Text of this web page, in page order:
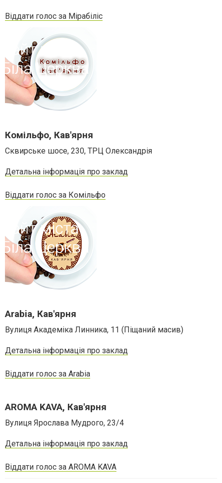
Віддати голос за Мірабіліс
Комільфо, Кав'ярня
Сквирське шосе, 230, ТРЦ Олександрія
Детальна інформація про заклад
Віддати голос за Комільфо
Arabia, Кав'ярня
Вулиця Академiка Линника, 11 (Піщаний масив)
Детальна інформація про заклад
Віддати голос за Arabia
AROMA KAVA, Кав'ярня
Вулиця Ярослава Мудрого, 23/4
Детальна інформація про заклад
Віддати голос за AROMA KAVA